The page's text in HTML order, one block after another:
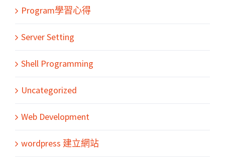
Program學習心得
Server Setting
Shell Programming
Uncategorized
Web Development
wordpress 建立網站